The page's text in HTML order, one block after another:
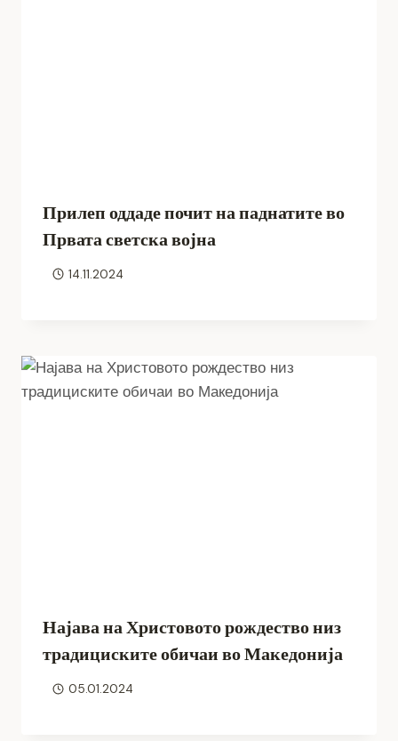
Прилеп оддаде почит на паднатите во
Првата светска војна
14.11.2024
Најава на Христовото рождество низ
традициските обичаи во Македонија
05.01.2024